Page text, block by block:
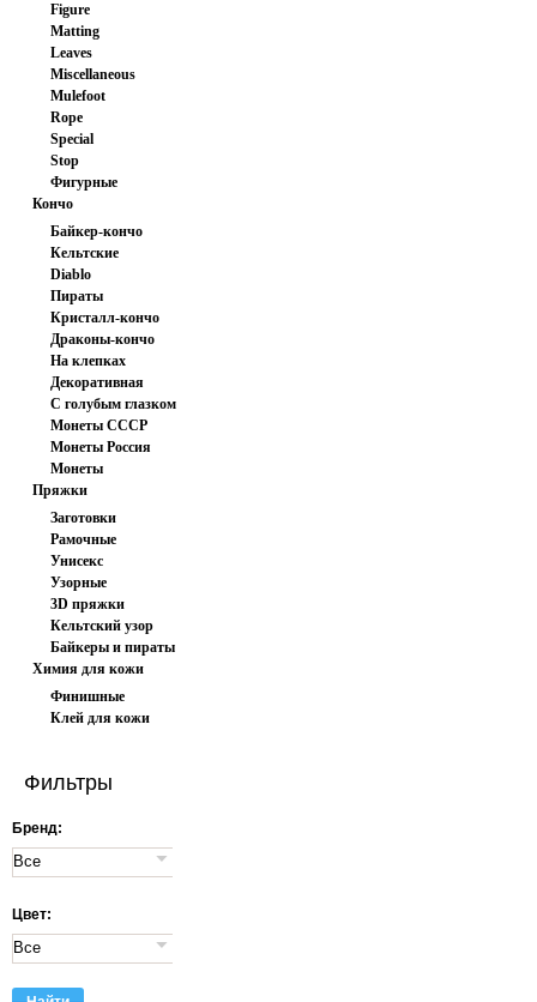
Figure
Matting
Leaves
Miscellaneous
Mulefoot
Rope
Special
Stop
Фигурные
Кончо
Байкер-кончо
Кельтские
Diablo
Пираты
Кристалл-кончо
Драконы-кончо
На клепках
Декоративная
шайба
С голубым глазком
Монеты СССР
Монеты Россия
Монеты
иностранные
Пряжки
Заготовки
Рамочные
Унисекс
Узорные
3D пряжки
Кельтский узор
Байкеры и пираты
Химия для кожи
Финишные
покрытия
Клей для кожи
Фильтры
Бренд:
Цвет: